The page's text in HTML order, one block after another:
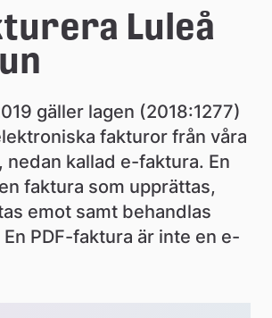
Luleå
gäller lagen (2018:1277)
fakturor från våra
nedan kallad e-faktura. En
faktura som upprättas,
emot samt behandlas
PDF-faktura är inte en e-